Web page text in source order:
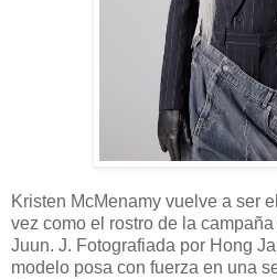
Kristen McMenamy vuelve a ser
vez como el rostro de la
Juun. J. Fotografiada por Hong
modelo posa con fuerza en una